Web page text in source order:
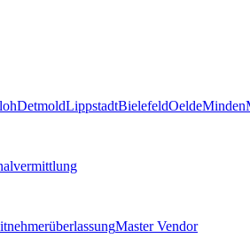
DetmoldLippstadtBielefeldOeldeMinden
Master Vendor